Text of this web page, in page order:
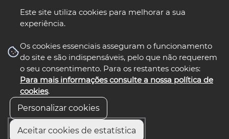
Este site utiliza cookies para melhorar a sua
experiência.
Os cookies essenciais asseguram o funcionamento
do site e são indispensáveis, pelo que não requerem
o seu consentimento. Para os restantes cookies:
Para mais informações consulte a nossa política de
cookies.
Personalizar cookies
Aceitar cookies de estatística
nos select language